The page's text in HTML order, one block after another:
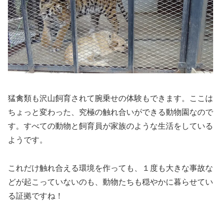
猛禽類も沢山飼育されて腕乗せの体験もできます。ここは
ちょっと変わった、究極の触れ合いができる動物園なので
す。すべての動物と飼育員が家族のような生活をしている
ようです。
これだけ触れ合える環境を作っても、１度も大きな事故な
どが起こっていないのも、動物たちも穏やかに暮らせてい
る証拠ですね！